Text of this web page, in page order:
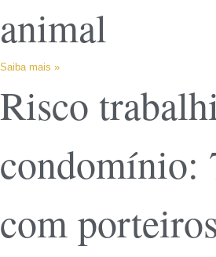
animal
Saiba mais »
Risco
condomínio:
com